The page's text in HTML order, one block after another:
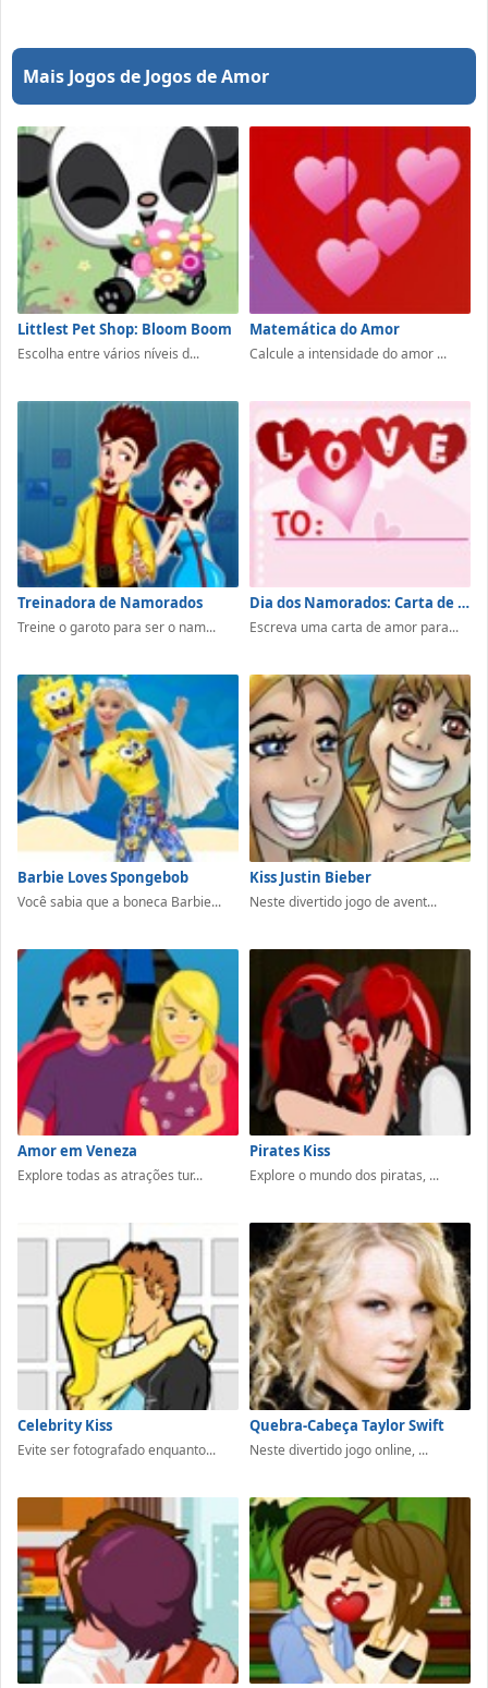
Mais Jogos de Jogos de Amor
Littlest Pet Shop: Bloom Boom
Escolha entre vários níveis d...
Matemática do Amor
Calcule a intensidade do amor ...
Treinadora de Namorados
Treine o garoto para ser o nam...
Dia dos Namorados: Carta de Amor
Escreva uma carta de amor para...
Barbie Loves Spongebob
Você sabia que a boneca Barbie...
Kiss Justin Bieber
Neste divertido jogo de avent...
Amor em Veneza
Explore todas as atrações tur...
Pirates Kiss
Explore o mundo dos piratas, ...
Celebrity Kiss
Evite ser fotografado enquanto...
Quebra-Cabeça Taylor Swift
Neste divertido jogo online, ...